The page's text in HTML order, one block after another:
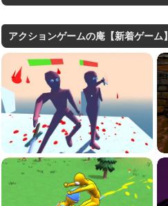
アクションゲームの庵【新着ゲーム】